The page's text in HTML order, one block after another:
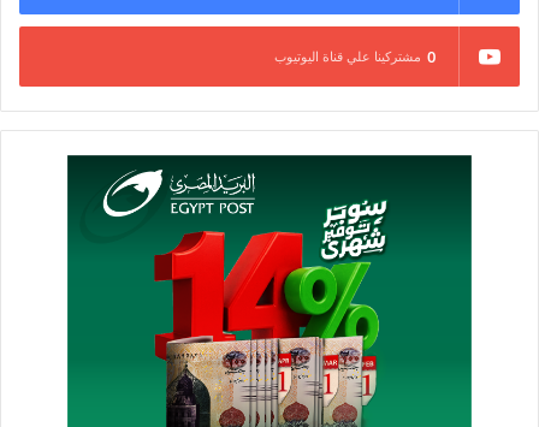
0 مشتركينا علي قناة اليوتيوب